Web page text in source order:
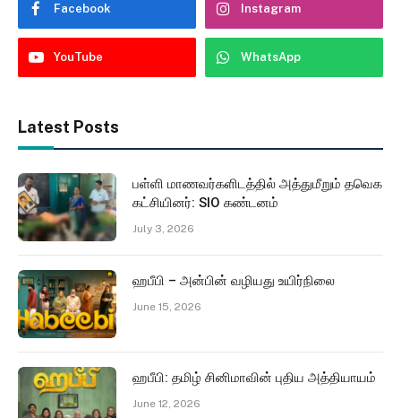
Facebook Instagram
YouTube WhatsApp
Latest Posts
பள்ளி மாணவர்களிடத்தில் அத்துமீறும் தவெக
கட்சியினர்: SIO கண்டனம்
July 3, 2026
ஹபீபி – அன்பின் வழியது உயிர்நிலை
June 15, 2026
ஹபீபி: தமிழ் சினிமாவின் புதிய அத்தியாயம்
June 12, 2026